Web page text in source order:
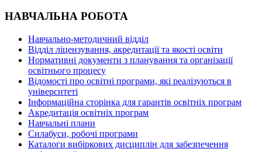
НАВЧАЛЬНА РОБОТА
Навчально-методичний відділ
Відділ ліцензування, акредитації та якості освіти
Нормативні документи з планування та організації
освітнього процесу
Відомості про освітні програми, які реалізуються в
університеті
Інформаційна сторінка для гарантів освітніх програм
Акредитація освітніх програм
Навчальні плани
Силабуси, робочі програми
Каталоги вибіркових дисциплін для забезпечення